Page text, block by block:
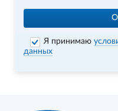
Я принимаю
данных